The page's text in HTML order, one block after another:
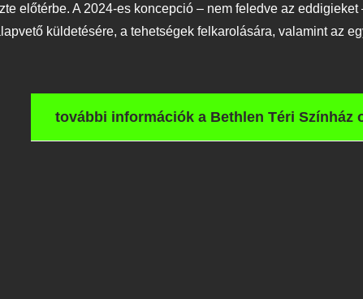
előtérbe. A 2024-es koncepció – nem feledve az
küldetésére, a tehetségek felkarolására, valamint az
további információk a Bethlen Téri Színház